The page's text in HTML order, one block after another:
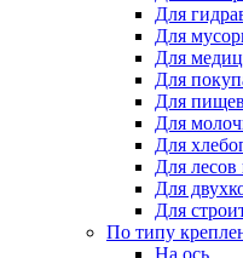
Для
Для
Для
Для
Для
Для
Для
Для
Для
Для
По типу
На ось